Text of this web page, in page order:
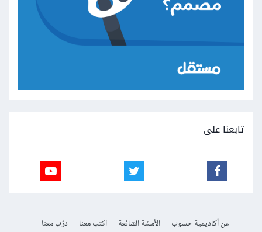
تابعنا على
عن أكاديمية حسوب الأسئلة الشائعة اكتب معنا
درّب معنا